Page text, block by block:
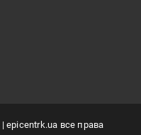
| epicentrk.ua все права